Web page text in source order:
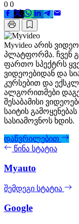
0 0
Myvideo არის
პლატფორმა. ჩვენ
ფართო სპექტრს
ვიდეოებიდან და
კურსებით და
ალგორითმები
შესაბამისი
საიტის
სასიამოვნოს ხდის.
დაწვრილებით
წინა სტატია
Myauto
შემდეგი სტატია
Google